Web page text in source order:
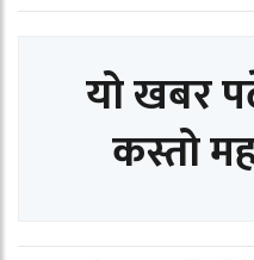
यो खबर
कस्तो